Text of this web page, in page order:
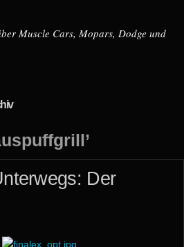
Muscle Cars, Mopars, Dodge und
Der